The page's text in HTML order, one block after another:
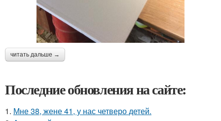
читать дальше →
Последние обновления на сайте:
1. Мне 38, жене 41, у нас четверо детей.